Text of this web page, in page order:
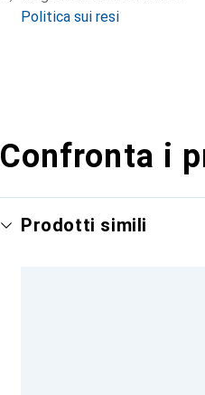
Politica sui resi
Confronta i
Prodotti simili